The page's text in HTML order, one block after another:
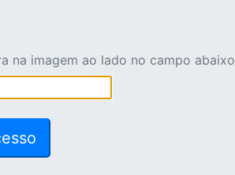
na imagem ao lado no campo abaixo